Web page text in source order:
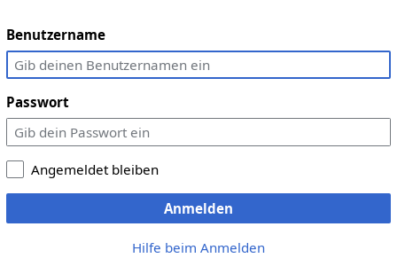
Benutzername
Passwort
Angemeldet bleiben
Anmelden
Hilfe beim Anmelden